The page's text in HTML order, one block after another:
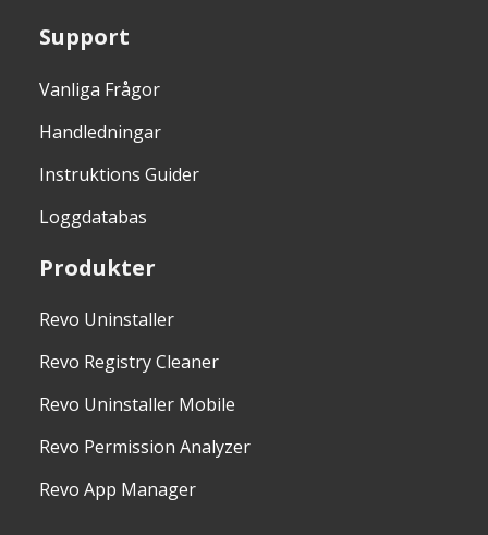
Support
Vanliga Frågor
Handledningar
Instruktions Guider
Loggdatabas
Produkter
Revo Uninstaller
Revo Registry Cleaner
Revo Uninstaller Mobile
Revo Permission Analyzer
Revo App Manager